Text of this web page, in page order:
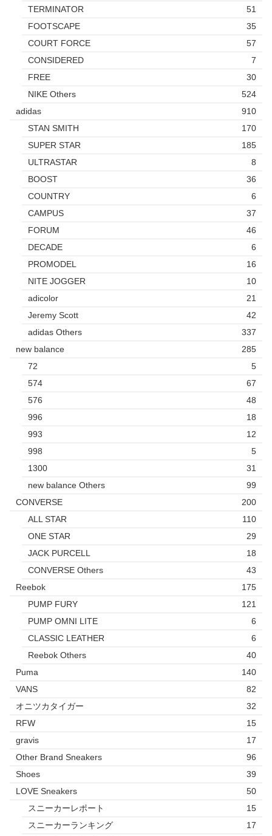
TERMINATOR
51
FOOTSCAPE
35
COURT FORCE
57
CONSIDERED
7
FREE
30
NIKE Others
524
adidas
910
STAN SMITH
170
SUPER STAR
185
ULTRASTAR
8
BOOST
36
COUNTRY
6
CAMPUS
37
FORUM
46
DECADE
6
PROMODEL
16
NITE JOGGER
10
adicolor
21
Jeremy Scott
42
adidas Others
337
new balance
285
72
5
574
67
576
48
996
18
993
12
998
5
1300
31
new balance Others
99
CONVERSE
200
ALL STAR
110
ONE STAR
29
JACK PURCELL
18
CONVERSE Others
43
Reebok
175
PUMP FURY
121
PUMP OMNI LITE
6
CLASSIC LEATHER
6
Reebok Others
40
Puma
140
VANS
82
オニツカタイガー
32
RFW
15
gravis
17
Other Brand Sneakers
96
Shoes
39
LOVE Sneakers
50
スニーカーレポート
15
スニーカーランキング
17